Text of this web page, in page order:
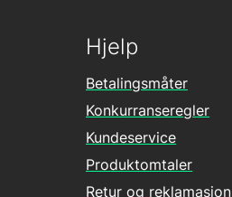
Hjelp
Betalingsmåter
Konkurranseregler
Kundeservice
Produktomtaler
Retur og reklamasjon